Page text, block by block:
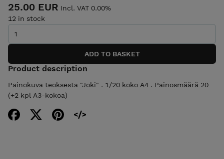
25.00 EUR Incl. VAT 0.00%
12 in stock
Product description
Painokuva teoksesta "Joki" . 1/20 koko A4 . Painosmäärä 20
(+2 kpl A3-kokoa)